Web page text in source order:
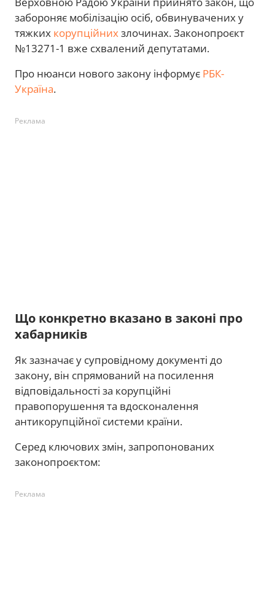
забороняє мобілізацію осіб, обвинувачених у
тяжких корупційнихзлочинах. Законопроєкт
№13271-1 вже схвалений депутатами.
Про нюанси нового закону інформує РБК-
Україна.
Реклама
Що конкретно вказано в законі про
хабарників
Як зазначає у супровідному документі до
закону, він спрямований на посилення
відповідальності за корупційні
правопорушення та вдосконалення
антикорупційної системи країни.
Серед ключових змін, запропонованих
законопроєктом:
Реклама